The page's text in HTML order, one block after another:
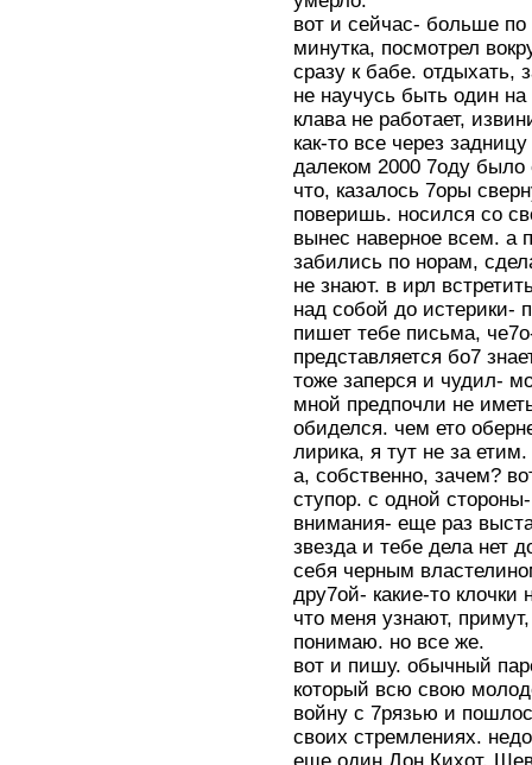
вот и сейчас- больше
минутка, посмотрел
сразу к бабе. отдыхать,
не научусь быть один
клава не работает,
как-то все через
далеком 2000 7оду
что, казалось 7оры
поверишь. носился со
вынес наверное всем. а
забились по норам,
не знают. в ирл
над собой до истерики-
пишет тебе письма,
представляется бо7
тоже заперся и чудил-
мной предпочли не
обиделся. чем ето
лирика, я тут не за етим.
а, собственно, зачем?
ступор. с одной
внимания- еще раз
звезда и тебе дела нет
себя черным
дру7ой- какие-то
что меня узнают,
понимаю. но все же.
вот и пишу. обычный
который всю свою
войну с 7рязью и
своих стремлениях.